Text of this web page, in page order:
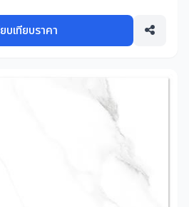
บเทียบราคา